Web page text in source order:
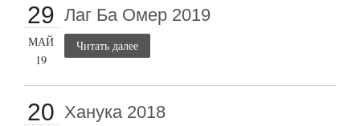
29
МАЙ
19
Лаг Ба Омер 2019
Читать далее
20 Ханука 2018